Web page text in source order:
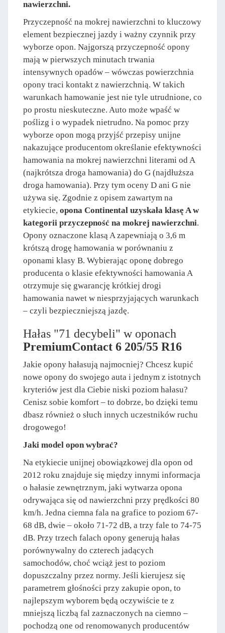
nawierzchni.
Przyczepność na mokrej nawierzchni to kluczowy
element bezpiecznej jazdy i ważny czynnik przy
wyborze opon. Najgorszą przyczepność opony
mają w pierwszych minutach trwania
intensywnych opadów – wówczas powierzchnia
opony traci kontakt z nawierzchnią. W takich
warunkach hamowanie jest nie tyle utrudnione, co
po prostu nieskuteczne. Auto może wpaść w
poślizg i o wypadek nietrudno. Na pomoc przy
wyborze opon mogą przyjść przepisy unijne
nakazujące producentom określanie efektywności
hamowania na mokrej nawierzchni literami od A
(najkrótsza droga hamowania) do G (najdłuższa
droga hamowania). Przy tym oceny D ani G nie
używa się. Zgodnie z opisem zawartym na
etykiecie, opona Continental uzyskała klasę A w
kategorii przyczepność na mokrej nawierzchni.
Opony oznaczone klasą A zapewniają o 3,6 m
krótszą drogę hamowania w porównaniu z
oponami klasy B. Wybierając oponę dobrego
producenta o klasie efektywności hamowania A
otrzymuje się gwarancję krótkiej drogi
hamowania nawet w niesprzyjających warunkach
– czyli bezpieczniejszą jazdę.
Hałas "71 decybeli" w oponach
PremiumContact 6 205/55 R16
Jakie opony hałasują najmocniej? Chcesz kupić
nowe opony do swojego auta i jednym z istotnych
kryteriów jest dla Ciebie niski poziom hałasu?
Cenisz sobie komfort – to dobrze, bo dzięki temu
dbasz również o słuch innych uczestników ruchu
drogowego!
Jaki model opon wybrać?
Na etykiecie unijnej obowiązkowej dla opon od
2012 roku znajduje się między innymi informacja
o hałasie zewnętrznym, jaki wytwarza opona
odrywająca się od nawierzchni przy prędkości 80
km/h. Jedna ciemna fala na grafice to poziom 67-
68 dB, dwie – około 71-72 dB, a trzy fale to 74-75
dB. Przy trzech falach opony generują hałas
porównywalny do czterech jadących
samochodów, choć wciąż jest to poziom
dopuszczalny przez normy. Jeśli kierujesz się
parametrem głośności przy zakupie opon, to
najlepszym wyborem będą oczywiście te z
mniejszą liczbą fal zaznaczonych na ciemno –
pochodzą one od renomowanych producentów